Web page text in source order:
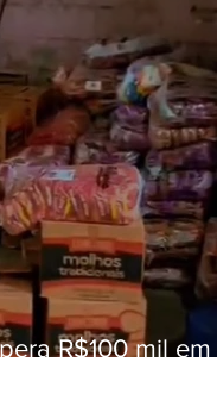
R$100 mil em